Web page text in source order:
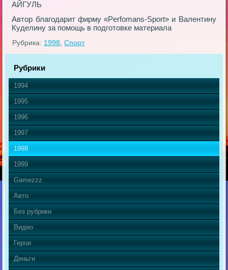
АЙГУЛЬ
Автор благодарит фирму «Рerfomans-Sрort» и Валентину
Куделину за помощь в подготовке материала
Рубрика: 1998,Спорт
Рубрики
1994
1995
1996
1997
1998
1999
Gamezzz
Авто
Без рубрики
Видео
Герои
Деньги